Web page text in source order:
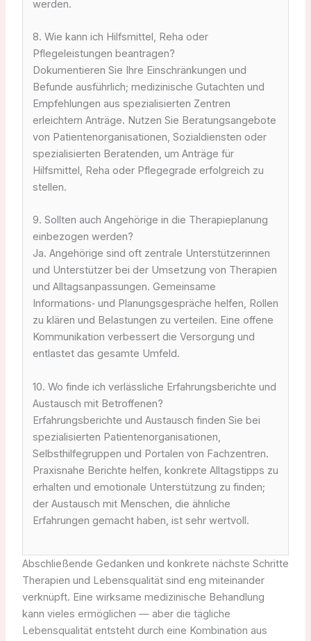
werden.
8. Wie kann ich Hilfsmittel, Reha oder
Pflegeleistungen beantragen?
Dokumentieren Sie Ihre Einschränkungen und
Befunde ausführlich; medizinische Gutachten und
Empfehlungen aus spezialisierten Zentren
erleichtern Anträge. Nutzen Sie Beratungsangebote
von Patientenorganisationen, Sozialdiensten oder
spezialisierten Beratenden, um Anträge für
Hilfsmittel, Reha oder Pflegegrade erfolgreich zu
stellen.
9. Sollten auch Angehörige in die Therapieplanung
einbezogen werden?
Ja. Angehörige sind oft zentrale Unterstützerinnen
und Unterstützer bei der Umsetzung von Therapien
und Alltagsanpassungen. Gemeinsame
Informations‑ und Planungsgespräche helfen, Rollen
zu klären und Belastungen zu verteilen. Eine offene
Kommunikation verbessert die Versorgung und
entlastet das gesamte Umfeld.
10. Wo finde ich verlässliche Erfahrungsberichte und
Austausch mit Betroffenen?
Erfahrungsberichte und Austausch finden Sie bei
spezialisierten Patientenorganisationen,
Selbsthilfegruppen und Portalen von Fachzentren.
Praxisnahe Berichte helfen, konkrete Alltagstipps zu
erhalten und emotionale Unterstützung zu finden;
der Austausch mit Menschen, die ähnliche
Erfahrungen gemacht haben, ist sehr wertvoll.
Abschließende Gedanken und konkrete nächste Schritte
Therapien und Lebensqualität sind eng miteinander
verknüpft. Eine wirksame medizinische Behandlung
kann vieles ermöglichen — aber die tägliche
Lebensqualität entsteht durch eine Kombination aus